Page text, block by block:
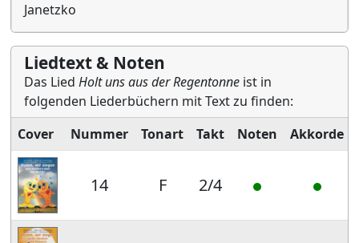
Janetzko
Liedtext & Noten
Das Lied Holt uns aus der Regentonne ist in
folgenden Liederbüchern mit Text zu finden:
Cover
Nummer Tonart Takt Noten Akkorde
14 F 2/4